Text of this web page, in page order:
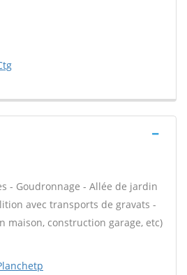
- Goudronnage - Allée de jardin
avec transports de gravats -
maison, construction garage, etc)